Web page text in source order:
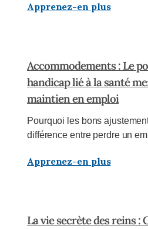
Apprenez-en plus
Accommodements : Le
handicap lié à la santé
maintien en emploi
Pourquoi les bons
différence entre perdre un
Apprenez-en plus
La vie secrète des reins :